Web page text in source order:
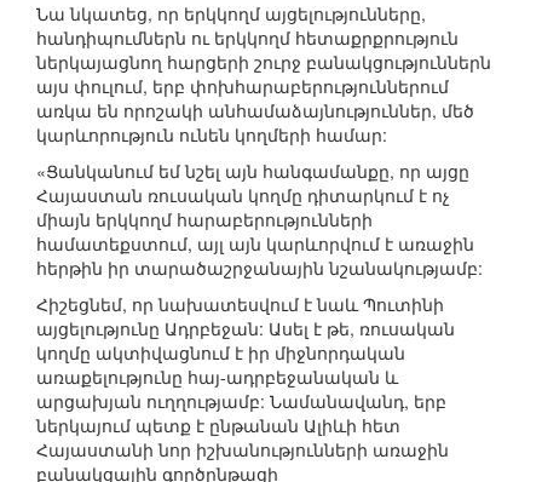
Նա նկատեց, որ երկկողմ այցելությունները,
հանդիպումներն ու երկկողմ հետաքրքրություն
ներկայացնող հարցերի շուրջ բանակցություններն
այս փուլում, երբ փոխհարաբերություններում
առկա են որոշակի անհամաձայնություններ, մեծ
կարևորություն ունեն կողմերի համար:
«Ցանկանում եմ նշել այն հանգամանքը, որ այցը
Հայաստան ռուսական կողմը դիտարկում է ոչ
միայն երկկողմ հարաբերությունների
համատեքստում, այլ այն կարևորվում է առաջին
հերթին իր տարածաշրջանային նշանակությամբ:
Հիշեցնեմ, որ նախատեսվում է նաև Պուտինի
այցելությունը Ադրբեջան: Ասել է թե, ռուսական
կողմը ակտիվացնում է իր միջնորդական
առաքելությունը հայ-ադրբեջանական և
արցախյան ուղղությամբ: Նամանավանդ, երբ
ներկայում պետք է ընթանան Ալիևի հետ
Հայաստանի նոր իշխանությունների առաջին
բանակցային գործընթացի